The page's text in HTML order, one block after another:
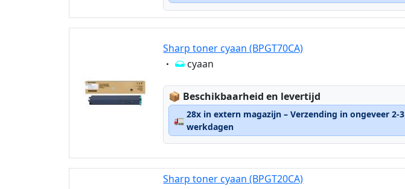
Sharp toner cyaan (BPGT70CA)
Eigenschaft:
cyaan
📦 Lagerstatus:
Beschikbaarheid en levertijd
🚛
28x in extern magazijn – Verzending in ongeveer 2-3
werkdagen
Sharp toner cyaan (BPGT20CA)